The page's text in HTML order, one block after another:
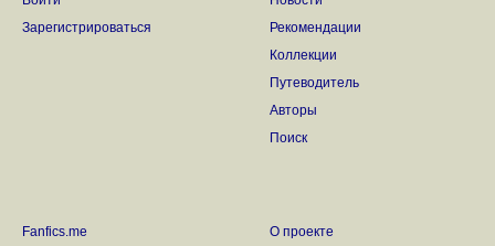
Зарегистрироваться
Рекомендации
Коллекции
Путеводитель
Авторы
Поиск
Fanfics.me О проекте